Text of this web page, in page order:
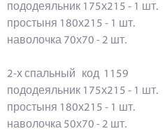
пододеяльник 175х215 - 1 шт.
простыня 180х215 - 1 шт.
наволочка 70х70 - 2 шт.
2-х спальный код 1159
пододеяльник 175х215 - 1 шт.
простыня 180х215 - 1 шт.
наволочка 50х70 - 2 шт.